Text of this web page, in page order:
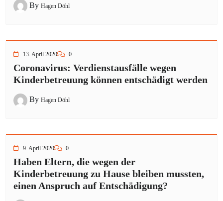
By Hagen Döhl
13. April 2020 0
Coronavirus: Verdienstausfälle wegen
Kinderbetreuung können entschädigt werden
By Hagen Döhl
9. April 2020 0
Haben Eltern, die wegen der
Kinderbetreuung zu Hause bleiben mussten,
einen Anspruch auf Entschädigung?